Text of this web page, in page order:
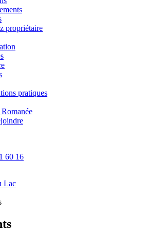
propriétaire
pratiques
60 16
Lac